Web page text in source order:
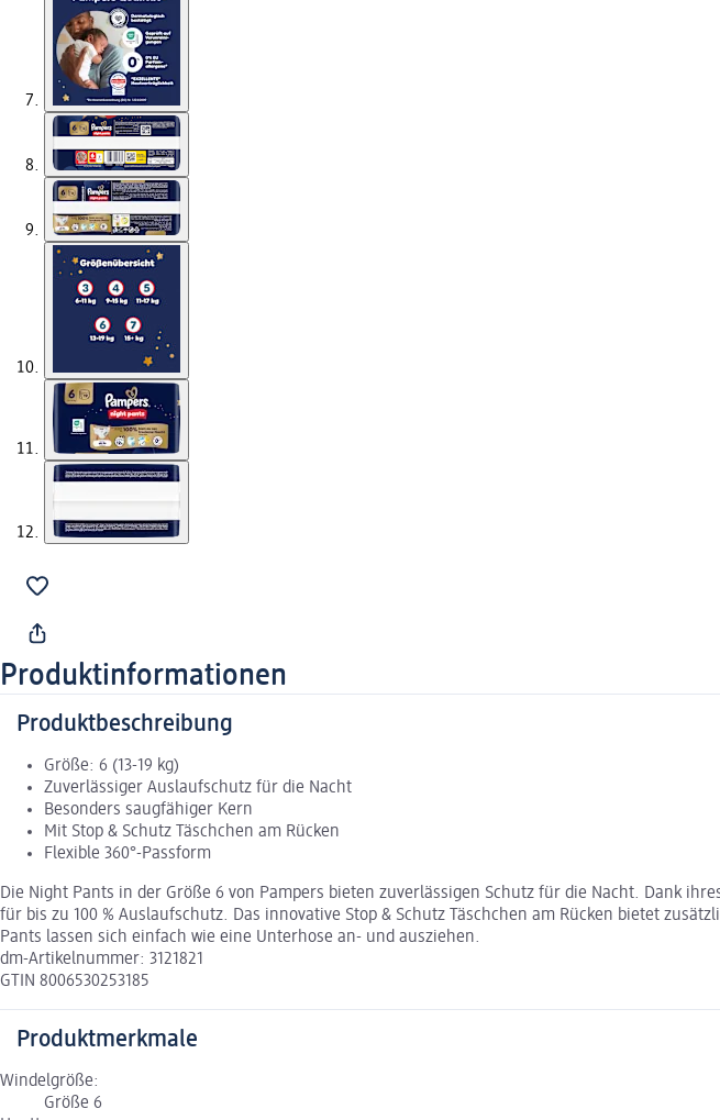
Produktinformationen
Produktbeschreibung
Größe: 6 (13-19 kg)
Zuverlässiger Auslaufschutz für die Nacht
Besonders saugfähiger Kern
Mit Stop & Schutz Täschchen am Rücken
Flexible 360°-Passform
Die Night Pants in der Größe 6 von Pampers bieten zuverlässigen Schutz für die Nacht. Dank
für bis zu 100 % Auslaufschutz. Das innovative Stop & Schutz Täschchen am Rücken bietet
Pants lassen sich einfach wie eine Unterhose an- und ausziehen.
dm-Artikelnummer: 3121821
GTIN 8006530253185
Produktmerkmale
Windelgröße:
Größe 6